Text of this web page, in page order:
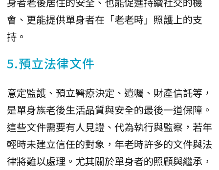
會、更能提供單身者在「老老時」照護上的支
持。
5.預立法律文件
意定監護、預立醫療決定、遺囑、財產信託等，
是單身族老後生活品質與安全的最後一道保障。
這些文件需要有人見證、代為執行與監察，若年
輕時未建立信任的對象，年老時許多的文件與法
律將難以處理。尤其關於單身者的照顧與繼承，